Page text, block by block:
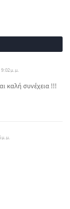
μ.μ.
καλή συνέχεια !!!
μ.μ.